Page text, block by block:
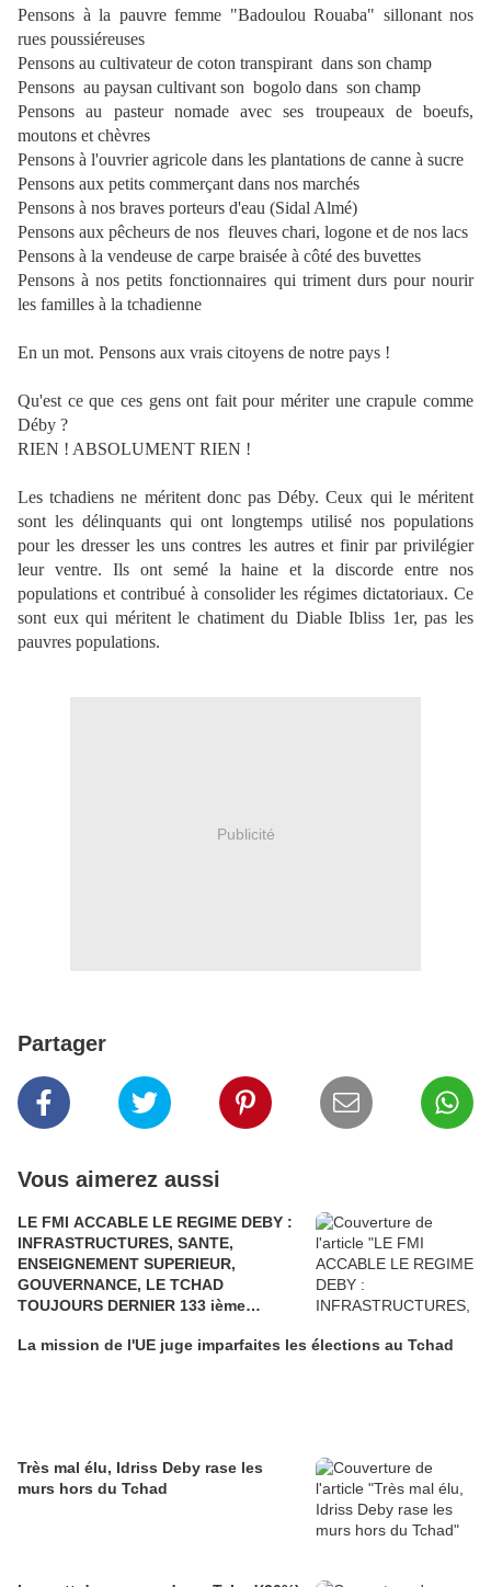
Pensons à la pauvre femme "Badoulou Rouaba" sillonant nos
rues poussiéreuses
Pensons au cultivateur de coton transpirant dans son champ
Pensons au paysan cultivant son bogolo dans son champ
Pensons au pasteur nomade avec ses troupeaux de boeufs,
moutons et chèvres
Pensons à l'ouvrier agricole dans les plantations de canne à sucre
Pensons aux petits commerçant dans nos marchés
Pensons à nos braves porteurs d'eau (Sidal Almé)
Pensons aux pêcheurs de nos fleuves chari, logone et de nos lacs
Pensons à la vendeuse de carpe braisée à côté des buvettes
Pensons à nos petits fonctionnaires qui triment durs pour nourir
les familles à la tchadienne
En un mot. Pensons aux vrais citoyens de notre pays !
Qu'est ce que ces gens ont fait pour mériter une crapule comme
Déby ?
RIEN ! ABSOLUMENT RIEN !
Les tchadiens ne méritent donc pas Déby. Ceux qui le méritent
sont les délinquants qui ont longtemps utilisé nos populations
pour les dresser les uns contres les autres et finir par privilégier
leur ventre. Ils ont semé la haine et la discorde entre nos
populations et contribué à consolider les régimes dictatoriaux. Ce
sont eux qui méritent le chatiment du Diable Ibliss 1er, pas les
pauvres populations.
Publicité
Partager
Vous aimerez aussi
LE FMI ACCABLE LE REGIME DEBY :
INFRASTRUCTURES, SANTE,
ENSEIGNEMENT SUPERIEUR,
GOUVERNANCE, LE TCHAD
TOUJOURS DERNIER 133 ième
TERRE….UNE REELECTION
La mission de l'UE juge imparfaites les élections au Tchad
Très mal élu, Idriss Deby rase les
murs hors du Tchad